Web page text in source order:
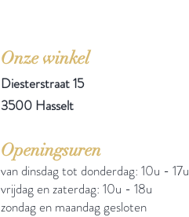
Onze winkel
Diesterstraat 15
3500 Hasselt
Openingsuren
van dinsdag tot donderdag: 10u - 17u
vrijdag en zaterdag: 10u - 18u
zondag en maandag gesloten